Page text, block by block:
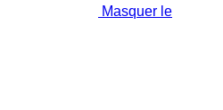
Masquer le